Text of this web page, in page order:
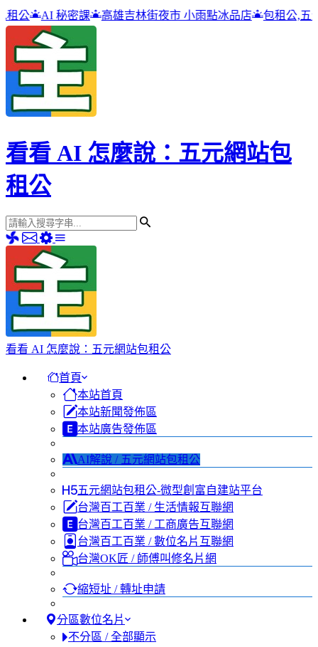
雄吉林街夜市 小雨點冰品店 包租公,五元網站包租公 包租公
看看 AI 怎麼說：五元網站包
租公
看看 AI 怎麼說：五元網站包租公
首頁
本站首頁
本站新聞發佈區
本站廣告發佈區
AI解說 / 五元網站包租公
五元網站包租公-微型創富自建站平台
台灣百工百業 / 生活情報互聯網
台灣百工百業 / 工商廣告互聯網
台灣百工百業 / 數位名片互聯網
台灣OK匠 / 師傅叫修名片網
縮短址 / 轉址申請
分區數位名片
不分區 / 全部顯示